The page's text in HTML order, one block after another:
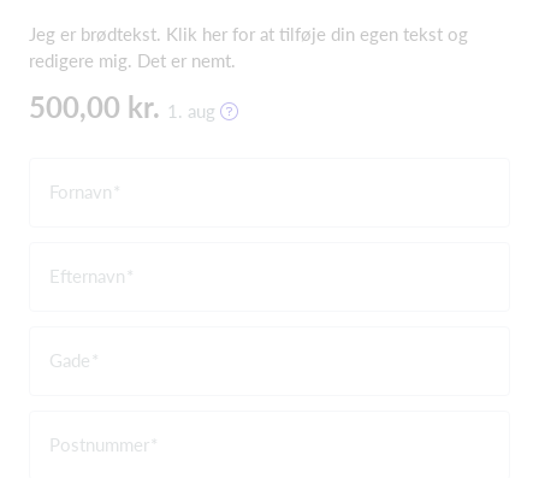
Jeg er brødtekst. Klik her for at tilføje din egen tekst og
redigere mig. Det er nemt.
500,00 kr. 1. aug
Fornavn
Efternavn
Gade
Postnummer